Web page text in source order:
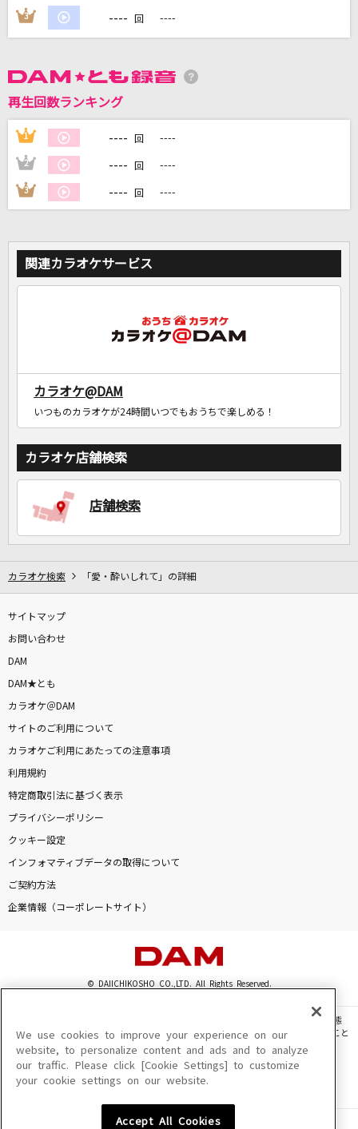
DAMに会員登録・ログインして
3 ---- 回 ----
再生回数ランキング
1 ---- 回 ----
2 ---- 回 ----
3 ---- 回 ----
関連カラオケサービス
カラオケ@DAM
いつものカラオケが24時間いつでもおうちで楽しめる！
カラオケ店舗検索
店舗検索
カラオケ検索 「愛・酔いしれて」の詳細
サイトマップ
お問い合わせ
DAM
DAM★とも
カラオケ＠DAM
サイトのご利用について
カラオケご利用にあたっての注意事項
利用規約
特定商取引法に基づく表示
プライバシーポリシー
クッキー設定
インフォマティブデータの取得について
ご契約方法
企業情報（コーポレートサイト）
© DAIICHIKOSHO CO.,LTD. All Rights Reserved.
このサイトに掲載されている一切の文章・画像・写真・動画・音声等を、手段や形態
を問わず、著作権法の定める範囲を超えて無断で複製、転載、ファイル化などすること
を禁じます。
楽曲及びコンテンツは、機種によりご利用いただけない場合があります。
楽曲及びコンテンツの配信日、配信内容が変更になる場合があります。
We use cookies to improve your experience on our
website, to personalize content and ads and to analyze
our traffic. Please click [Cookie Settings] to customize
your cookie settings on our website.
Accept All Cookies